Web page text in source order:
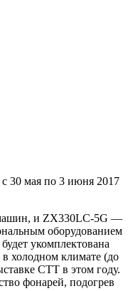
30 мая по 3 июня 2017
машин, и ZX330LC-5G —
оборудованием
укомплектована
холодном климате (до
СТТ в этом году.
фонарей, подогрев